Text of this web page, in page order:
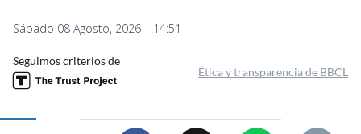
Sábado 08 Agosto, 2026 | 14:51
Seguimos criterios de
Ética y transparencia de BBCL